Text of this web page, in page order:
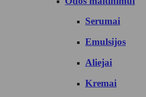
Serumai
Emulsijos
Aliejai
Kremai